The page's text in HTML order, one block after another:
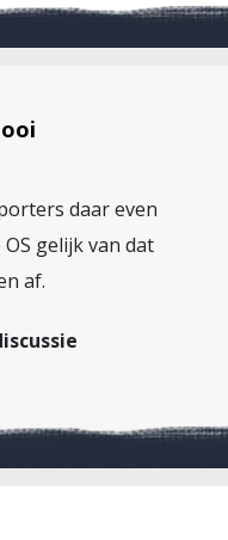
daar even
gelijk van dat
af.